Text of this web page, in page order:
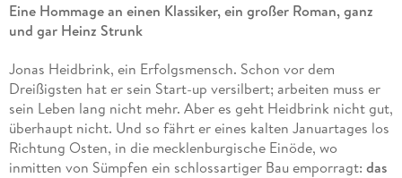
Eine Hommage an einen Klassiker, ein großer Roman, ganz
und gar Heinz Strunk
Jonas Heidbrink, ein Erfolgsmensch. Schon vor dem
Dreißigsten hat er sein Start-up versilbert; arbeiten muss er
sein Leben lang nicht mehr. Aber es geht Heidbrink nicht gut,
überhaupt nicht. Und so fährt er eines kalten Januartages los
Richtung Osten, in die mecklenburgische Einöde, wo
inmitten von Sümpfen ein schlossartiger Bau emporragt: das